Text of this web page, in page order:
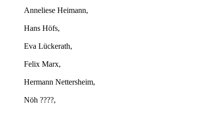
Anneliese Heimann,
Hans Höfs,
Eva Lückerath,
Felix Marx,
Hermann Nettersheim,
Nöh ????,